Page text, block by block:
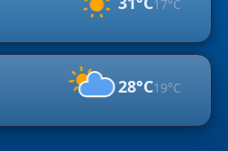
17°C
28°C19°C